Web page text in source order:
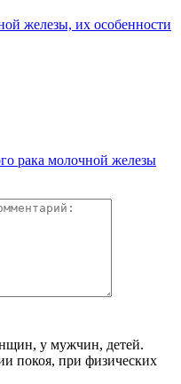
железы, их особенности
рака молочной железы